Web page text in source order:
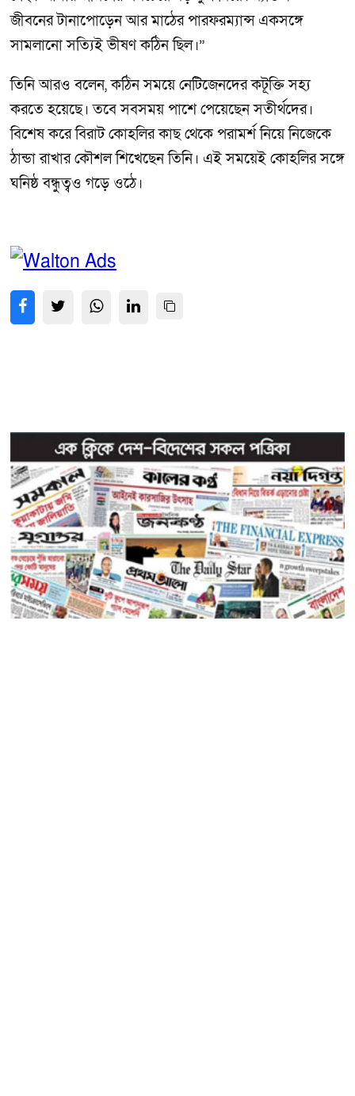
জীবনের টানাপোড়েন আর মাঠের পারফরম্যান্স একসঙ্গে
সামলানো সত্যিই ভীষণ কঠিন ছিল।”
তিনি আরও বলেন, কঠিন সময়ে নেটিজেনদের কটূক্তি সহ্য
করতে হয়েছে। তবে সবসময় পাশে পেয়েছেন সতীর্থদের।
বিশেষ করে বিরাট কোহলির কাছ থেকে পরামর্শ নিয়ে নিজেকে
ঠান্ডা রাখার কৌশল শিখেছেন তিনি। এই সময়েই কোহলির সঙ্গে
ঘনিষ্ঠ বন্ধুত্বও গড়ে ওঠে।